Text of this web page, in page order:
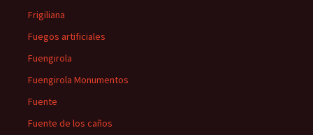
Frigiliana
Fuegos artificiales
Fuengirola
Fuengirola Monumentos
Fuente
Fuente de los caños